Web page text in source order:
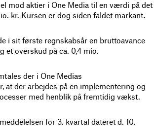
mod aktier i One Media til en værdi på det
kr. Kursen er dog siden faldet markant.
i sit første regnskabsår en bruttoavance
et overskud på ca. 0,4 mio.
der i One Medias
at der arbejdes på en implementering og
med henblik på fremtidig vækst.
for 3. kvartal dateret d. 10.